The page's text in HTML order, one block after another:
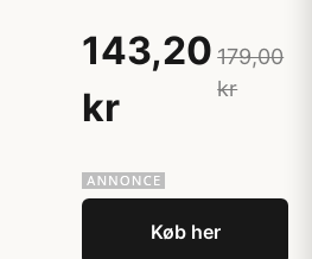
143,20
kr
179,00
kr
Køb her